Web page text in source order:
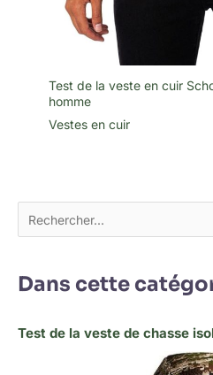
Test de la veste en cuir
homme
Vestes en cuir
Dans cette
Test de la veste de chasse